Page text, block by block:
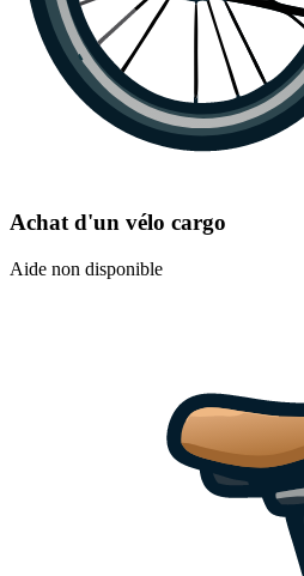
Achat d'un vélo cargo
Aide non disponible